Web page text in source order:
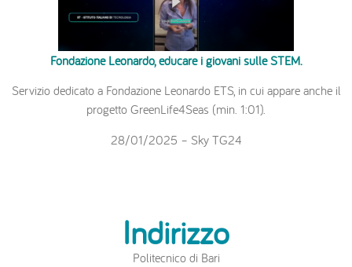
Fondazione Leonardo, educare i giovani sulle STEM.
Servizio dedicato a Fondazione Leonardo ETS, in cui appare anche il
progetto GreenLife4Seas (min. 1:01).
28/01/2025 – Sky TG24
Indirizzo
Politecnico di Bari